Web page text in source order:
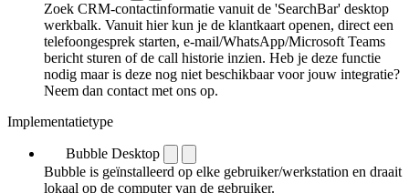
Zoek CRM-contactinformatie vanuit de 'SearchBar' desktop
werkbalk. Vanuit hier kun je de klantkaart openen, direct een
telefoongesprek starten, e-mail/WhatsApp/Microsoft Teams
bericht sturen of de call historie inzien. Heb je deze functie
nodig maar is deze nog niet beschikbaar voor jouw integratie?
Neem dan contact met ons op.
Implementatietype
Bubble Desktop
Bubble is geïnstalleerd op elke gebruiker/werkstation en draait
lokaal op de computer van de gebruiker.